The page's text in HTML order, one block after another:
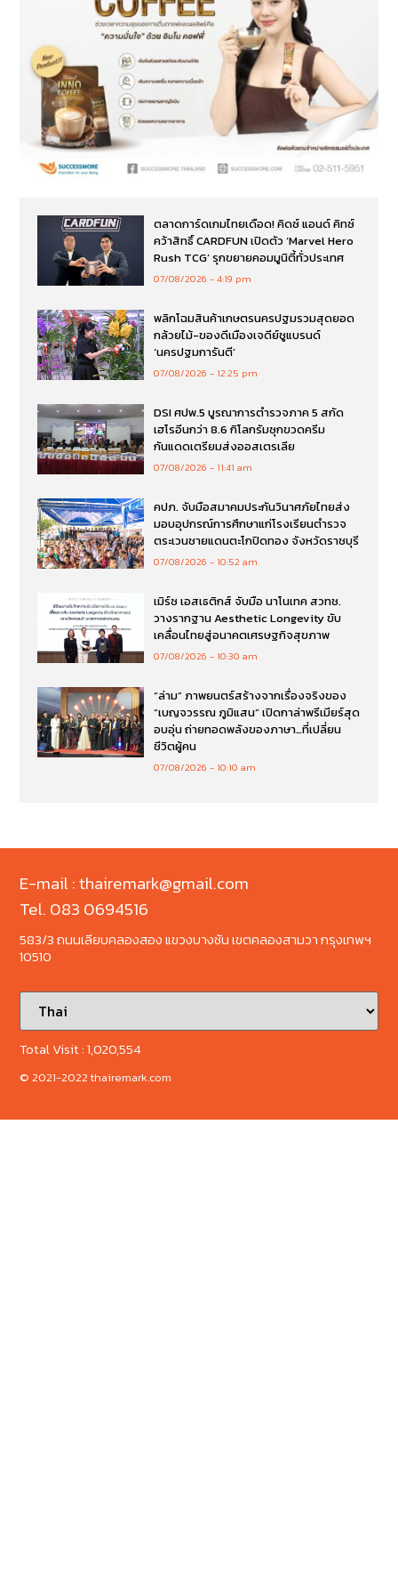
ตลาดการ์ดเกมไทยเดือด! คิดซ์ แอนด์ คิทซ์
คว้าสิทธิ์ CARDFUN เปิดตัว ‘Marvel Hero
Rush TCG’ รุกขยายคอมมูนิตี้ทั่วประเทศ
07/08/2026 4:19 pm
พลิกโฉมสินค้าเกษตรนครปฐมรวมสุดยอด
กล้วยไม้-ของดีเมืองเจดีย์ชูแบรนด์
‘นครปฐมการันตี’
07/08/2026 12:25 pm
DSI ศปพ.5 บูรณาการตำรวจภาค 5 สกัด
เฮโรอีนกว่า 8.6 กิโลกรัมซุกขวดครีม
กันแดดเตรียมส่งออสเตรเลีย
07/08/2026 11:41 am
คปภ. จับมือสมาคมประกันวินาศภัยไทยส่ง
มอบอุปกรณ์การศึกษาแก่โรงเรียนตำรวจ
ตระเวนชายแดนตะโกปิดทอง จังหวัดราชบุรี
07/08/2026 10:52 am
เมิร์ซ เอสเธติกส์ จับมือ นาโนเทค สวทช.
วางรากฐาน Aesthetic Longevity ขับ
เคลื่อนไทยสู่อนาคตเศรษฐกิจสุขภาพ
07/08/2026 10:30 am
“ล่าม” ภาพยนตร์สร้างจากเรื่องจริงของ
“เบญจวรรณ ภูมิแสน” เปิดกาล่าพรีเมียร์สุด
อบอุ่น ถ่ายทอดพลังของภาษา…ที่เปลี่ยน
ชีวิตผู้คน
07/08/2026 10:10 am
E-mail : thairemark@gmail.com
Tel. 083 0694516
583/3 ถนนเลียบคลองสอง แขวงบางชัน เขตคลองสามวา กรุงเทพฯ
10510
Total Visit :1,020,554
© 2021-2022 thairemark.com